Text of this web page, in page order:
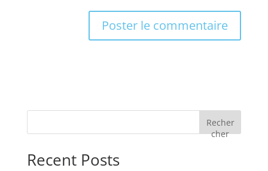
Recher
cher
Recent Posts